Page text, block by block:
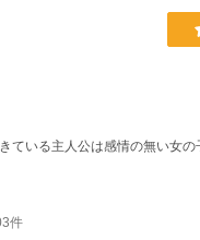
ている主人公は感情の無い女
件